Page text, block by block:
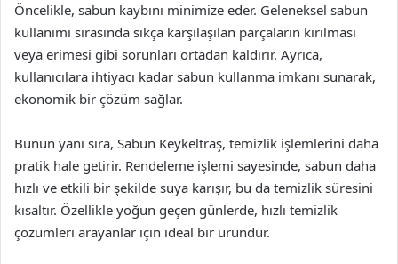
Öncelikle, sabun kaybını minimize eder. Geleneksel sabun
kullanımı sırasında sıkça karşılaşılan parçaların kırılması
veya erimesi gibi sorunları ortadan kaldırır. Ayrıca,
kullanıcılara ihtiyacı kadar sabun kullanma imkanı sunarak,
ekonomik bir çözüm sağlar.
Bunun yanı sıra, Sabun Keykeltraş, temizlik işlemlerini daha
pratik hale getirir. Rendeleme işlemi sayesinde, sabun daha
hızlı ve etkili bir şekilde suya karışır, bu da temizlik süresini
kısaltır. Özellikle yoğun geçen günlerde, hızlı temizlik
çözümleri arayanlar için ideal bir üründür.